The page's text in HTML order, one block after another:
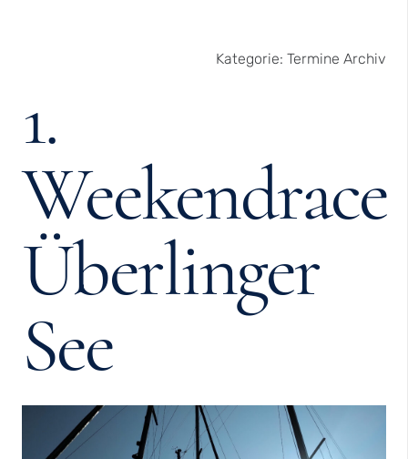
Kategorie: Termine Archiv
1.
Weekendrace
Überlinger
See